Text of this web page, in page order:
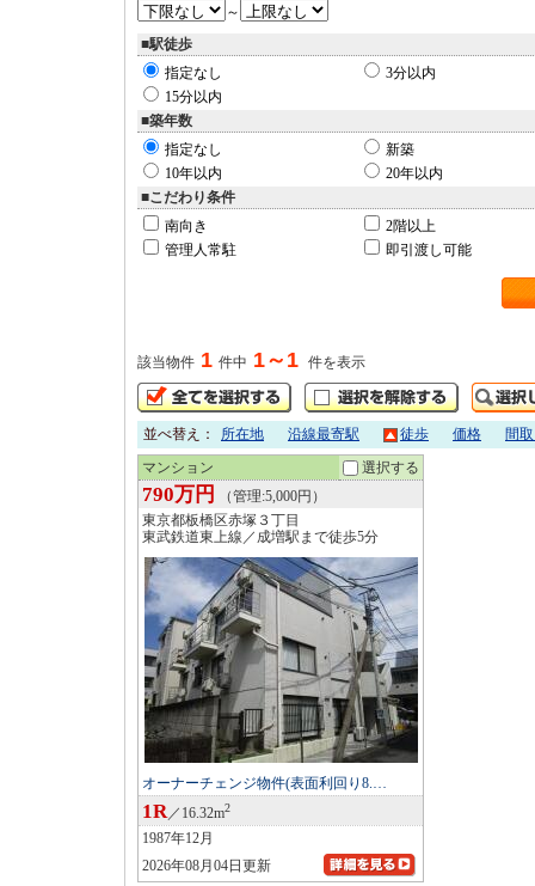
～
■駅徒歩
指定なし
3分以内
15分以内
■築年数
指定なし
新築
10年以内
20年以内
■こだわり条件
南向き
2階以上
管理人常駐
即引渡し可能
該当物件 1 件中 1～1 件を表示
並べ替え： 所在地 沿線最寄駅 徒歩 価格 間
マンション 選択する
790万円
（管理:5,000円）
東京都板橋区赤塚３丁目
東武鉄道東上線／成増駅まで徒歩5分
オーナーチェンジ物件(表面利回り8.…
1R／16.32m2
1987年12月
2026年08月04日更新